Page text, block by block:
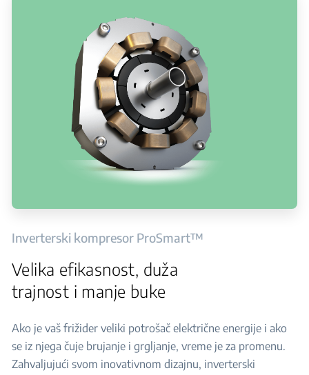
Inverterski kompresor ProSmart™
Velika efikasnost, duža
trajnost i manje buke
Ako je vaš frižider veliki potrošač električne energije i ako
se iz njega čuje brujanje i grgljanje, vreme je za promenu.
Zahvaljujući svom inovativnom dizajnu, inverterski